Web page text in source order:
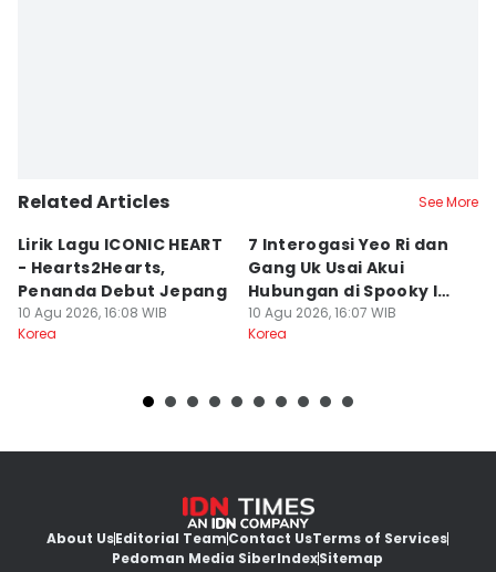
Editor
Related Articles See More
Lirik Lagu ICONIC HEART
- Hearts2Hearts,
Penanda Debut Jepang
10 Agu 2026, 16:08 WIB
Korea
7 Interogasi Yeo Ri dan
Gang Uk Usai Akui
Hubungan di Spooky In
Love
10 Agu 2026, 16:07 WIB
Korea
About UsEditorial TeamContact UsTerms of Services
Pedoman Media SiberIndexSitemap